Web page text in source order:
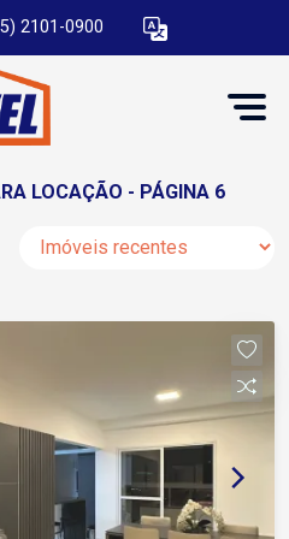
2101-0900
LOCAÇÃO - PÁGINA 6